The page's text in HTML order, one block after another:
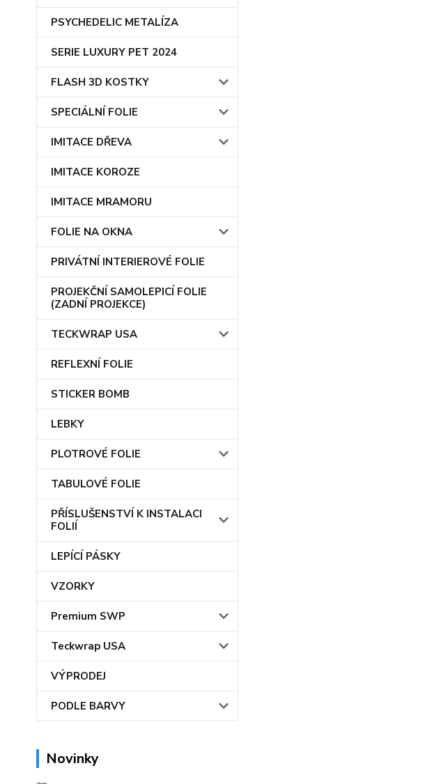
PSYCHEDELIC METALÍZA
SERIE LUXURY PET 2024
FLASH 3D KOSTKY
SPECIÁLNÍ FOLIE
IMITACE DŘEVA
IMITACE KOROZE
IMITACE MRAMORU
FOLIE NA OKNA
PRIVÁTNÍ INTERIEROVÉ FOLIE
PROJEKČNÍ SAMOLEPICÍ FOLIE
(ZADNÍ PROJEKCE)
TECKWRAP USA
REFLEXNÍ FOLIE
STICKER BOMB
LEBKY
PLOTROVÉ FOLIE
TABULOVÉ FOLIE
PŘÍSLUŠENSTVÍ K INSTALACI
FOLIÍ
LEPÍCÍ PÁSKY
VZORKY
Premium SWP
Teckwrap USA
VÝPRODEJ
PODLE BARVY
Novinky